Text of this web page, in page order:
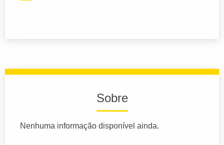
Sobre
Nenhuma informação disponível ainda.